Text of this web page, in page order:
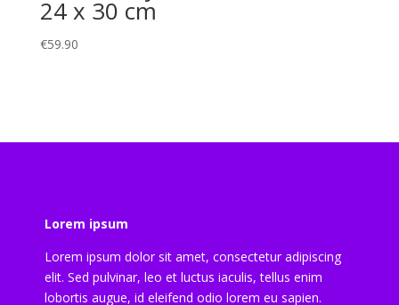
24 x 30 cm
€59.90
Lorem ipsum
Lorem ipsum dolor sit amet, consectetur adipiscing
elit. Sed pulvinar, leo et luctus iaculis, tellus enim
lobortis augue, id eleifend odio lorem eu sapien.